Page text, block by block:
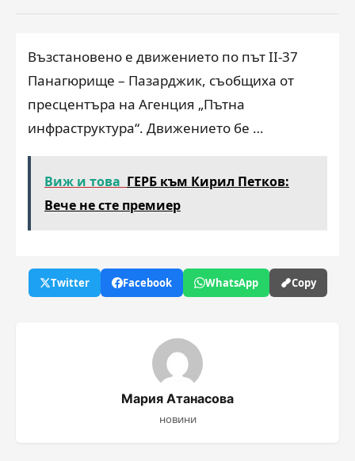
Възстановено е движението по път ІІ-37
Панагюрище – Пазарджик, съобщиха от
пресцентъра на Агенция „Пътна
инфраструктура“. Движението бе …
Виж и това ГЕРБ към Кирил Петков:
Вече не сте премиер
Twitter Facebook WhatsApp Copy
Мария Атанасова
новини